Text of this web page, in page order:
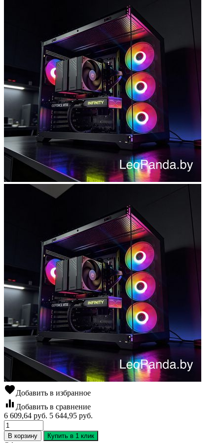
Наборы клавиатура и мышь
Коврики для мыши
Мультимедиа
Акустика
Наушники и гарнитуры
Микрофоны
favoriteДобавить в избранное
equalizer Добавить в сравнение
6 609,64 руб. 5 644,95 руб.
В корзину Купить в 1 клик